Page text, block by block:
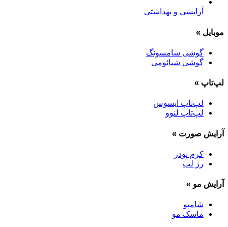
آرایشی و بهداشتی
موبایل »
گوشی سامسونگ
گوشی شیائومی
لپ‌تاپ »
لپ‌تاپ ایسوس
لپ‌تاپ لنوو
آرایش صورت »
کرم پودر
رژ لب
آرایش مو »
شامپو
ماسک مو